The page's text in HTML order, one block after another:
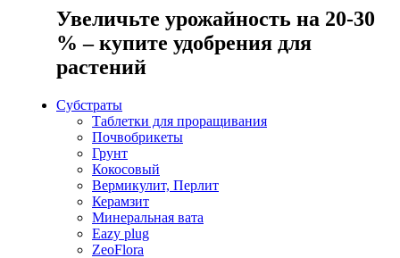
Увеличьте урожайность на 20-30
% – купите удобрения для
растений
Субстраты
Таблетки для проращивания
Почвобрикеты
Грунт
Кокосовый
Вермикулит, Перлит
Керамзит
Минеральная вата
Eazy plug
ZeoFlora